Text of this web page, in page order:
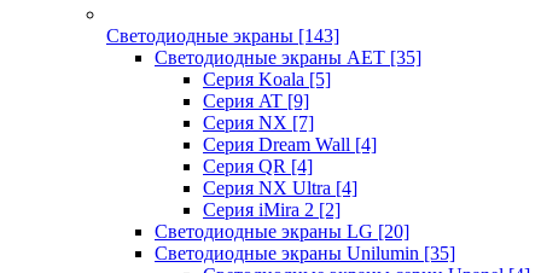
Светодиодные экраны [143]
Светодиодные экраны AET [35]
Cерия Koala [5]
Серия AT [9]
Серия NX [7]
Серия Dream Wall [4]
Серия QR [4]
Серия NX Ultra [4]
Серия iMira 2 [2]
Светодиодные экраны LG [20]
Светодиодные экраны Unilumin [35]